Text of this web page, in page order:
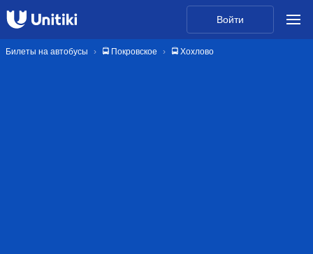
Войти
Билеты на автобусы 🚍 Покровское 🚍 Хохлово